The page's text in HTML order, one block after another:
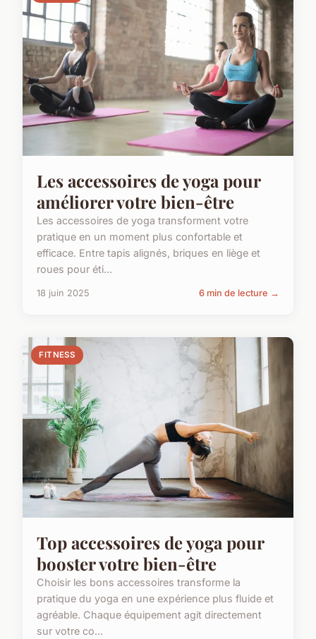
Les accessoires de yoga pour
améliorer votre bien-être
Les accessoires de yoga transforment votre
pratique en un moment plus confortable et
efficace. Entre tapis alignés, briques en liège et
roues pour éti...
18 juin 2025 6 min de lecture →
FITNESS
Top accessoires de yoga pour
booster votre bien-être
Choisir les bons accessoires transforme la
pratique du yoga en une expérience plus fluide et
agréable. Chaque équipement agit directement
sur votre co...